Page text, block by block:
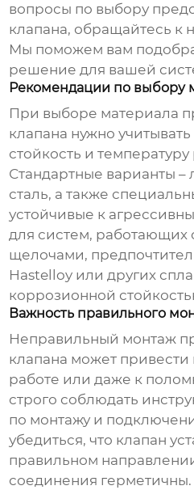
вопросы по выбору
клапана, обращайтесь к
Мы поможем вам
решение для вашей
Рекомендации по выбору
При выборе материала
клапана нужно
стойкость и
Стандартные варианты
сталь, а также
устойчивые к
для систем, работающих
щелочами,
Hastelloy или других
коррозионной
Важность правильного
Неправильный монтаж
клапана может привести
работе или даже к
строго соблюдать
по монтажу и
убедиться, что клапан
правильном
соединения герметичны.